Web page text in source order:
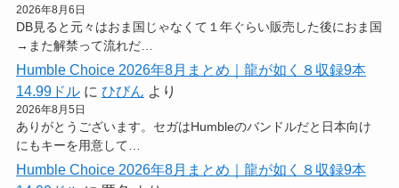
2026年8月6日
DB見ると元々はおま国じゃなくて１年ぐらい販売した後におま国
→また解禁って流れだ…
Humble Choice 2026年8月まとめ｜龍が如く８収録9本
14.99ドルに ひびん より
2026年8月5日
ありがとうございます。セガはHumbleのバンドルだと日本向け
にもキーを用意して…
Humble Choice 2026年8月まとめ｜龍が如く８収録9本